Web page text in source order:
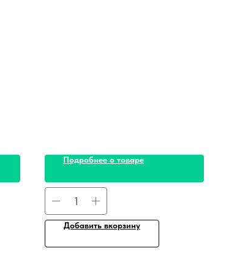
Подробнее о товаре
Добавить вкорзину